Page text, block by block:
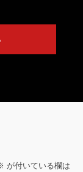
が付いている欄は